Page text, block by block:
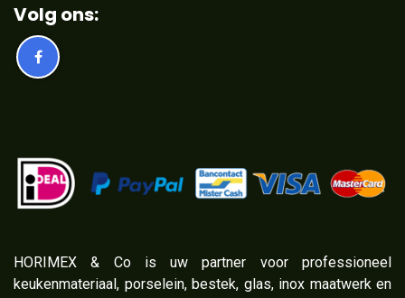
Volg ons:
​HORIMEX & Co is uw partner voor professioneel
keukenmateriaal, porselein, bestek, glas, inox maatwerk en